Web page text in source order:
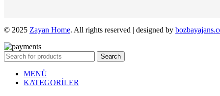
© 2025 Zayan Home. All rights reserved | designed by
Search
MENÜ
KATEGORİLER